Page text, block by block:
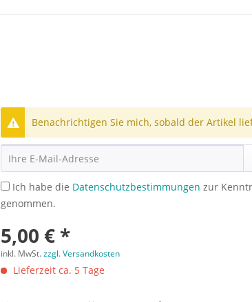
Benachrichtigen Sie mich, sobald der Artikel
Ich habe die Datenschutzbestimmungen zur
genommen.
5,00 € *
inkl. MwSt.zzgl. Versandkosten
Lieferzeit ca. 5 Tage